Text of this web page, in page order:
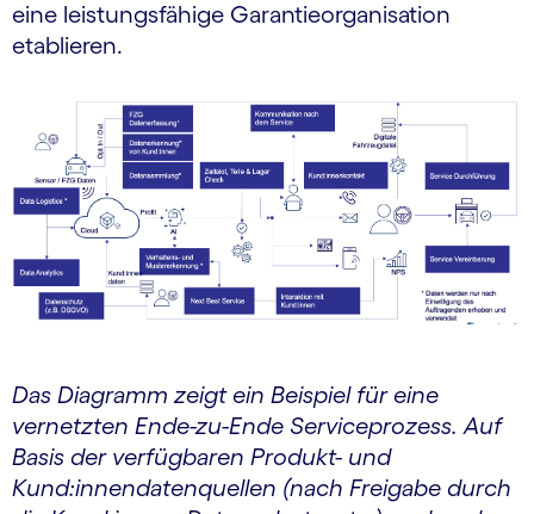
eine leistungsfähige Garantieorganisation
etablieren.
Das Diagramm zeigt ein Beispiel für eine
vernetzten Ende-zu-Ende Serviceprozess. Auf
Basis der verfügbaren Produkt- und
Kund:innendatenquellen (nach Freigabe durch